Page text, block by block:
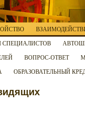
СПЕЦИАЛИСТОВ
ВОПРОС-ОТВЕТ
ОБРАЗОВАТЕЛЬНЫЙ